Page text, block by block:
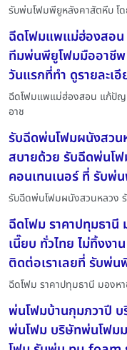
รับพ่นโฟมพียูหลังคาสัตหีบ โ
ฉีดโฟมแพแม่ฮ่องสอน
ทีมพ่นพียูโฟมมืออาชีพ
วันแรกที่ทำ ดูรายละ
ฉีดโฟมแพแม่ฮ่องสอน แก้ปั
อาช
รับฉีดพ่นโฟมผนังสวน
สบายด้วย รับฉีดพ่นโ
คอนเทนเนอร์ ที่ รับพ่
รับฉีดพ่นโฟมผนังสวนหลวง
ฉีดโฟม ราคาปทุมธานี
เนี๊ยบ ทั่วไทย ไม่ทิ้งง
ติดต่อเราเลยที่ รับพ่
ฉีดโฟม ราคาปทุมธานี มองห
พ่นโฟมบ้านกุมภวาปี
พ่นโฟม บริษัทพ่นโฟม